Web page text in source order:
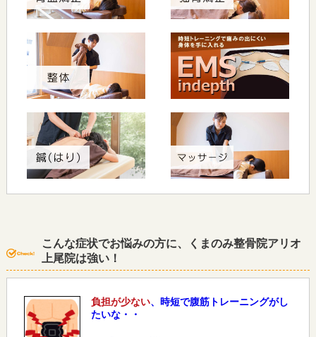
こんな症状でお悩みの方に、くまのみ整骨院アリオ
上尾院は強い！
負担が少ない、時短で腹筋トレーニングがし
たいな・・